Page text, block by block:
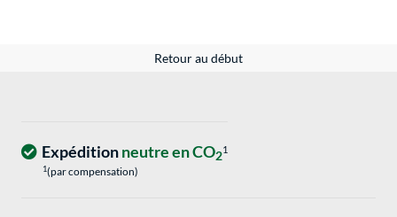
Retour au début
Expéditionneutre en CO21
1(par compensation)